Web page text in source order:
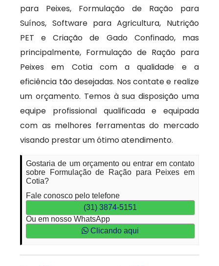
para Peixes, Formulação de Ração para
Suínos, Software para Agricultura, Nutrição
PET e Criação de Gado Confinado, mas
principalmente, Formulação de Ração para
Peixes em Cotia com a qualidade e a
eficiência tão desejadas. Nos contate e realize
um orçamento. Temos à sua disposição uma
equipe profissional qualificada e equipada
com as melhores ferramentas do mercado
visando prestar um ótimo atendimento.
Gostaria de um orçamento ou entrar em contato
sobre Formulação de Ração para Peixes em
Cotia?
Fale conosco pelo telefone
(31) 3874-5151
Ou em nosso WhatsApp
Clicando aqui